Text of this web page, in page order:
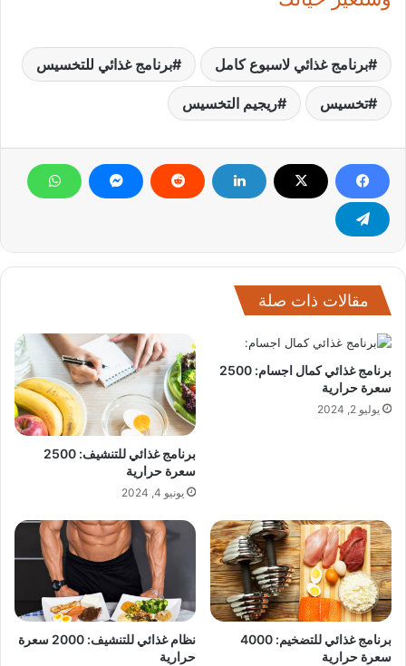
برنامج غذائي لاسبوع كامل برنامج غذائي للتخسيس
تخسيس ريجيم التخسيس
مقالات ذات صلة
برنامج غذائي كمال اجسام: 2500
سعرة حرارية
يوليو 2, 2024
برنامج غذائي للتنشيف: 2500
سعرة حرارية
يونيو 4, 2024
برنامج غذائي للتضخيم: 4000
سعرة حرارية
نظام غذائي للتنشيف: 2000 سعرة
حرارية